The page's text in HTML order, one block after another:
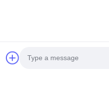
Casa Mapa do Site